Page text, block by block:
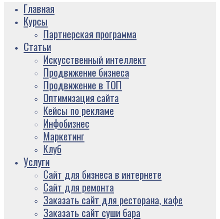
Главная
Курсы
Партнерская программа
Статьи
Искусственный интеллект
Продвижение бизнеса
Продвижение в ТОП
Оптимизация сайта
Кейсы по рекламе
Инфобизнес
Маркетинг
Клуб
Услуги
Сайт для бизнеса в интернете
Сайт для ремонта
Заказать сайт для ресторана, кафе
Заказать сайт суши бара